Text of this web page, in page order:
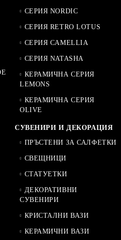
СЕРИЯ NORDIC
СЕРИЯ RETRO LOTUS
СЕРИЯ CAMELLIA
СЕРИЯ NATASHA
КЕРАМИЧНА СЕРИЯ
LEMONS
КЕРАМИЧНА СЕРИЯ
OLIVE
СУВЕНИРИ И ДЕКОРАЦИЯ
ПРЪСТЕНИ ЗА САЛФЕТКИ
СВЕЩНИЦИ
СТАТУЕТКИ
ДЕКОРАТИВНИ
СУВЕНИРИ
КРИСТАЛНИ ВАЗИ
КЕРАМИЧНИ ВАЗИ